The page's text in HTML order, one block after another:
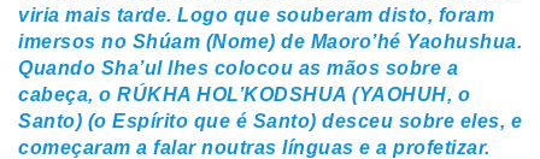
viria mais tarde. Logo que souberam disto, foram
imersos no Shúam (Nome) de Maoro’hé Yaohushua.
Quando Sha’ul lhes colocou as mãos sobre a
cabeça, o RÚKHA HOL’KODSHUA (YAOHUH, o
Santo) (o Espírito que é Santo) desceu sobre eles, e
começaram a falar noutras línguas e a profetizar.